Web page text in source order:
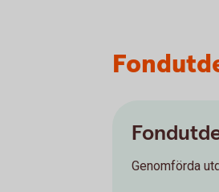
Genomförda